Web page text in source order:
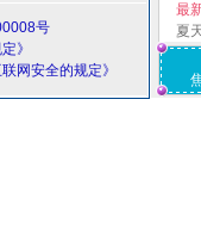
号
》
网安全的规定》
最
夏